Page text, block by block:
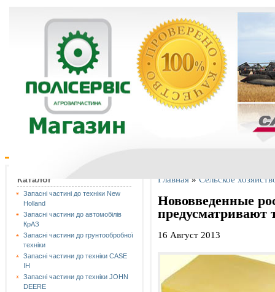
Каталог
Запасні частині до техніки New
Holland
Запасні частини до автомобілів
КрАЗ
Запасні частини до грунтообробної
техніки
Запасні частини до техніки CASE
IH
Запасні частини до техніки JOHN
DEERE
Главная»Сельское
Нововведенные
предусматривают
16 Август 2013